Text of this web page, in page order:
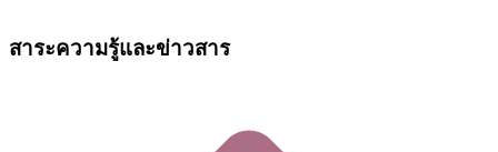
สาระความรู้และข่าวสาร